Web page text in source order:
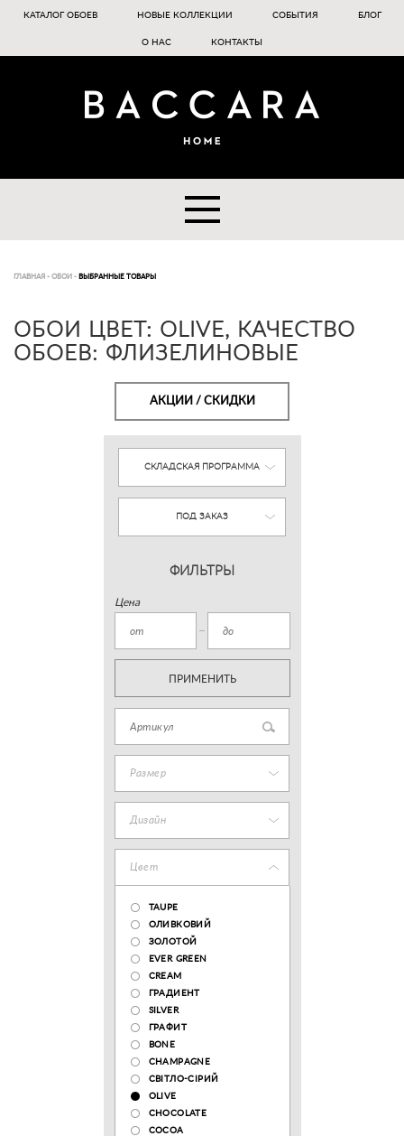
КАТАЛОГ ОБОЕВ НОВЫЕ КОЛЛЕКЦИИ СОБЫТИЯ БЛОГ
О НАС КОНТАКТЫ
ГЛАВНАЯ - ОБОИ - ВЫБРАННЫЕ ТОВАРЫ
ОБОИ ЦВЕТ: OLIVE, КАЧЕСТВО
ОБОЕВ: ФЛИЗЕЛИНОВЫЕ
АКЦИИ / СКИДКИ
СКЛАДСКАЯ ПРОГРАММА
ПОД ЗАКАЗ
ФИЛЬТРЫ
Цена
ПРИМЕНИТЬ
Размер
Дизайн
Цвет
TAUPE
ОЛИВКОВИЙ
ЗОЛОТОЙ
EVER GREEN
CREAM
ГРАДИЕНТ
SILVER
ГРАФИТ
BONE
CHAMPAGNE
СВІТЛО-СІРИЙ
OLIVE
CHOCOLATE
COCOA